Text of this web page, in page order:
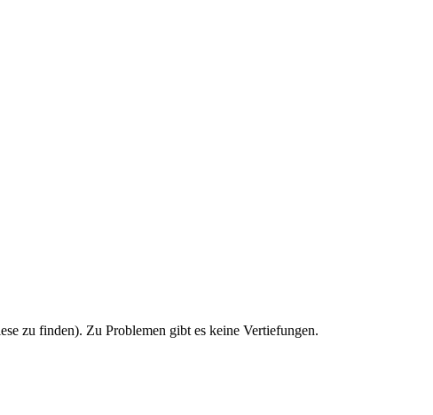
zu finden). Zu Problemen gibt es keine Vertiefungen.